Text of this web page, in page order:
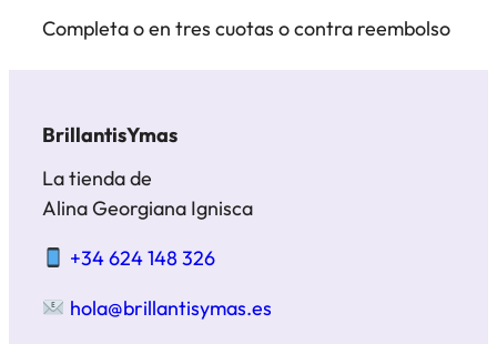
Completa o en tres cuotas o contra reembolso
BrillantisYmas
La tienda de
Alina Georgiana Ignisca
+34 624 148 326
hola@brillantisymas.es